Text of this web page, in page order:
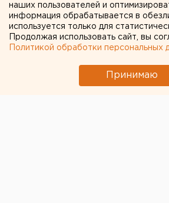
суть своих
власти
наших пользователей и
информация обрабатывается в
используется только для
Продолжая использовать сайт, вы
Политикой обработки персональных
Принимаю